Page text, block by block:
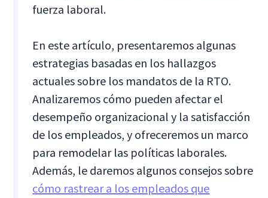
fuerza laboral.
En este artículo, presentaremos algunas
estrategias basadas en los hallazgos
actuales sobre los mandatos de la RTO.
Analizaremos cómo pueden afectar el
desempeño organizacional y la satisfacción
de los empleados, y ofreceremos un marco
para remodelar las políticas laborales.
Además, le daremos algunos consejos sobre
cómo rastrear a los empleados que